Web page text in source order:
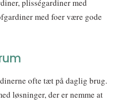
plisségardiner med
med foer være gode
ofte tæt på daglig brug.
løsninger, der er nemme at